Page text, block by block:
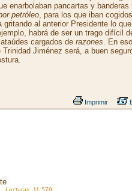
enarbolaban pancartas y
petróleo, para los que iban
gritando al anterior Presidente lo
habrá de ser un trago difícil
cargados de razones. En
Trinidad Jiménez será, a buen
Imprimir
Lecturas: 11.579